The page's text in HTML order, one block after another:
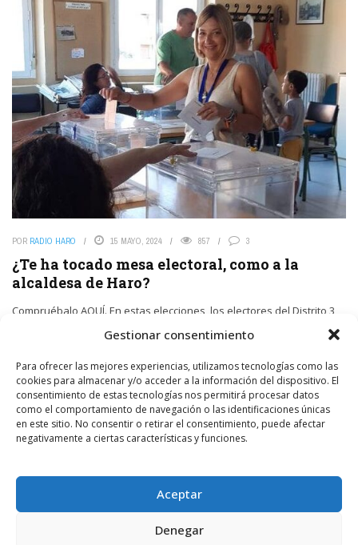
Gestionar consentimiento
Para ofrecer las mejores experiencias, utilizamos tecnologías como las
cookies para almacenar y/o acceder a la información del dispositivo. El
consentimiento de estas tecnologías nos permitirá procesar datos
como el comportamiento de navegación o las identificaciones únicas
en este sitio. No consentir o retirar el consentimiento, puede afectar
negativamente a ciertas características y funciones.
Aceptar
Denegar
POR RADIO HARO 15 MAYO, 2024 857 3
¿Te ha tocado mesa electoral, como a la
alcaldesa de Haro?
Compruébalo AQUÍ. En estas elecciones, los electores del Distrito 3
LEER MÁS